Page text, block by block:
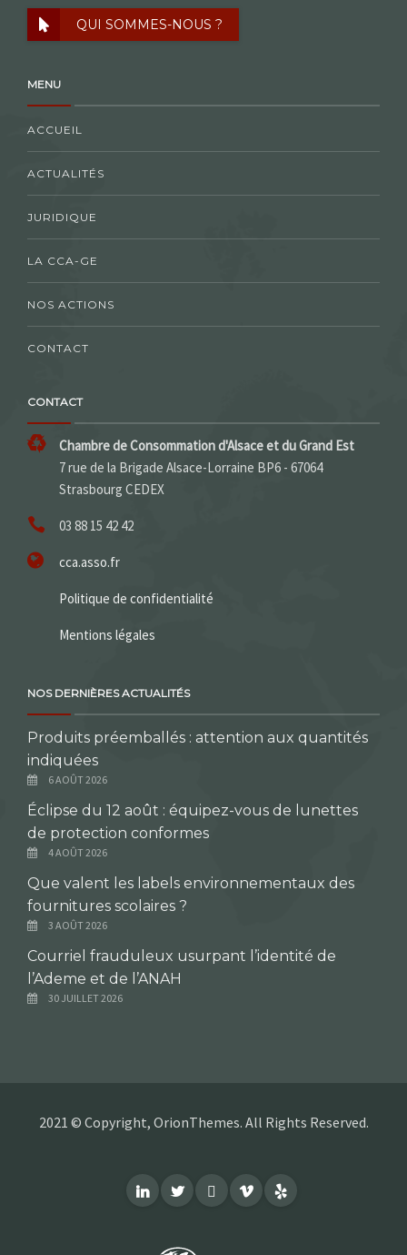
QUI SOMMES-NOUS ?
MENU
ACCUEIL
ACTUALITÉS
JURIDIQUE
LA CCA-GE
NOS ACTIONS
CONTACT
CONTACT
Chambre de Consommation d'Alsace et du Grand Est
7 rue de la Brigade Alsace-Lorraine BP6 - 67064
Strasbourg CEDEX
03 88 15 42 42
cca.asso.fr
Politique de confidentialité
Mentions légales
NOS DERNIÈRES ACTUALITÉS
Produits préemballés : attention aux quantités
indiquées
6 AOÛT 2026
Éclipse du 12 août : équipez-vous de lunettes
de protection conformes
4 AOÛT 2026
Que valent les labels environnementaux des
fournitures scolaires ?
3 AOÛT 2026
Courriel frauduleux usurpant l’identité de
l’Ademe et de l’ANAH
30 JUILLET 2026
2021 © Copyright, OrionThemes. All Rights Reserved.